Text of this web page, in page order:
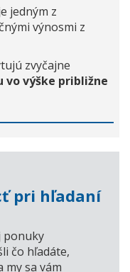
jedným z
výnosmi z
zvyčajne
vo výške približne
pri hľadaní
ponuky
čo hľadáte,
sa vám